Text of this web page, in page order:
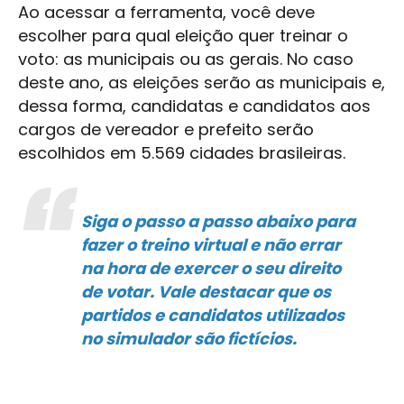
Ao acessar a ferramenta, você deve
escolher para qual eleição quer treinar o
voto: as municipais ou as gerais. No caso
deste ano, as eleições serão as municipais e,
dessa forma, candidatas e candidatos aos
cargos de vereador e prefeito serão
escolhidos em 5.569 cidades brasileiras.
Siga o passo a passo abaixo para
fazer o treino virtual e não errar
na hora de exercer o seu direito
de votar. Vale destacar que os
partidos e candidatos utilizados
no simulador são fictícios.